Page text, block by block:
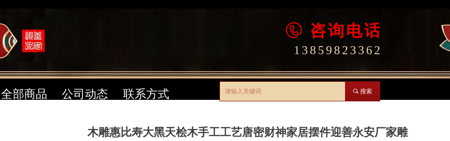
13859823362
咨询电话
全部商品 公司动态 联系方式 끠 搜索
木雕惠比寿大黑天桧木手工工艺唐密财神家居摆件迎善永安厂家雕